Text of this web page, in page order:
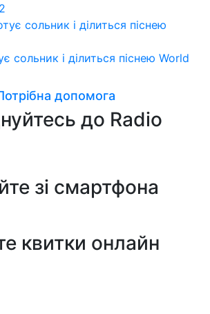
сольник і ділиться піснею World
допомога
до Radio
зі смартфона
квитки онлайн